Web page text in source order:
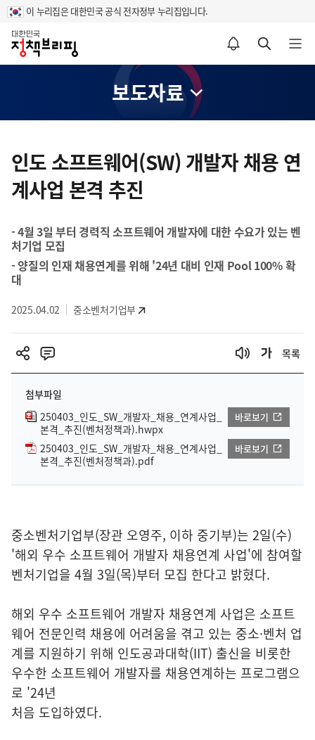
이 누리집은 대한민국 공식 전자정부 누리집입니다.
홈
알림설정 바로가기 검색 바로가기 메뉴 열기
보도자료
텐
영
인도 소프트웨어(SW) 개발자 채용 연
계사업 본격 추진
- 4월 3일 부터 경력직 소프트웨어 개발자에 대한 수요가 있는 벤
처기업 모집
- 양질의 인재 채용연계를 위해 '24년 대비 인재 Pool 100% 확
대
2025.04.02 중소벤처기업부
목록
첨부파일
250403_인도_SW_개발자_채용_연계사업_
본격_추진(벤처정책과).hwpx
바로보기
250403_인도_SW_개발자_채용_연계사업_
본격_추진(벤처정책과).pdf
바로보기
중소벤처기업부(장관 오영주, 이하 중기부)는 2일(수)
'해외 우수 소프트웨어 개발자 채용연계 사업'에 참여할
벤처기업을 4월 3일(목)부터 모집 한다고 밝혔다.
해외 우수 소프트웨어 개발자 채용연계 사업은 소프트
웨어 전문인력 채용에 어려움을 겪고 있는 중소·벤처 업
계를 지원하기 위해 인도공과대학(IIT) 출신을 비롯한
우수한 소프트웨어 개발자를 채용연계하는 프로그램으
로 '24년
처음 도입하였다.